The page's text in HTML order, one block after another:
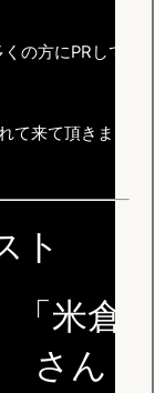
の方にPRして
て来て頂きま
ト
さん